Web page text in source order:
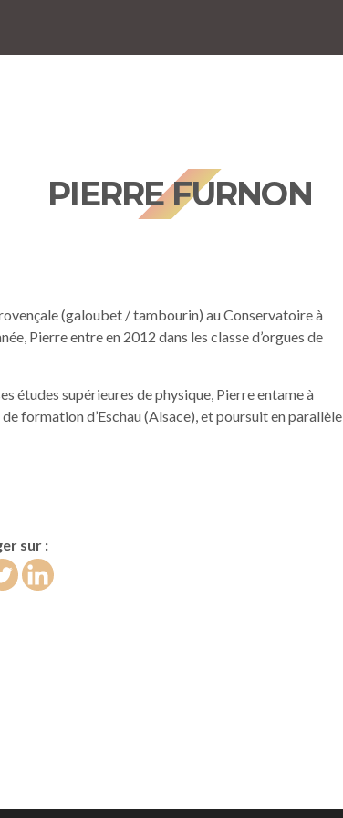
PIERRE FURNON
(galoubet / tambourin) au Conservatoire à
Pierre entre en 2012 dans les classe d’orgues de
études supérieures de physique, Pierre entame à
formation d’Eschau (Alsace), et poursuit en parallèle
sur :